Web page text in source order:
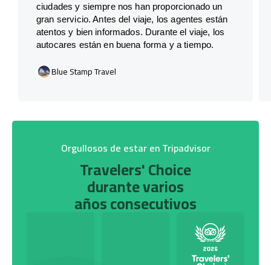
ciudades y siempre nos han proporcionado un
gran servicio. Antes del viaje, los agentes están
atentos y bien informados. Durante el viaje, los
autocares están en buena forma y a tiempo.
Blue Stamp Travel
Orgullosos de estar en Tripadvisor
Travelers' Choice
durante varios
años consecutivos